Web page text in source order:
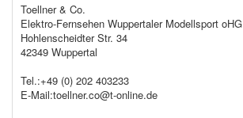
Toellner & Co.
Elektro-Fernsehen Wuppertaler Modellsport oHG
Hohlenscheidter Str. 34
42349 Wuppertal
Tel.:+49 (0) 202 403233
E-Mail:toellner.co@t-online.de